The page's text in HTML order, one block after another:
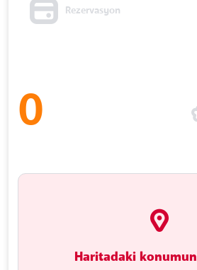
Rezervasyon
0
Haritadaki